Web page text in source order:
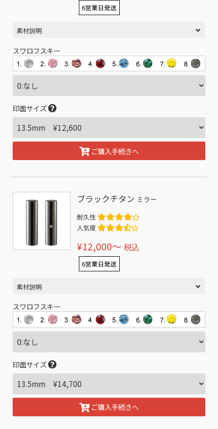
6営業日発送
素材説明
スワロフスキー
印面サイズ
ご購入手続きへ
ブラックチタン ミラー
耐久性
人気度
¥12,000〜 税込
6営業日発送
素材説明
スワロフスキー
印面サイズ
ご購入手続きへ